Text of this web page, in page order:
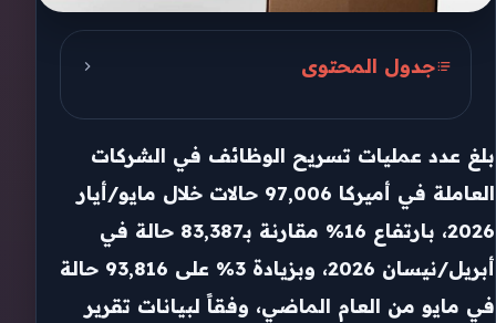
جدول المحتوى
التكنولوجيا
النقل
بلغ عدد عمليات تسريح الوظائف في الشركات
العاملة في أميركا 97,006 حالات خلال مايو/أيار
2026، بارتفاع 16% مقارنة بـ83,387 حالة في
أبريل/نيسان 2026، وبزيادة 3% على 93,816 حالة
في مايو من العام الماضي، وفقاً لبيانات تقرير